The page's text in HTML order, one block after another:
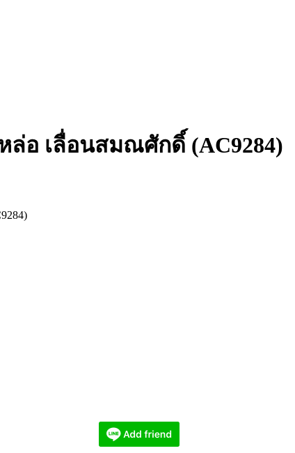
อ เลื่อนสมณศักดิ์ (AC9284)